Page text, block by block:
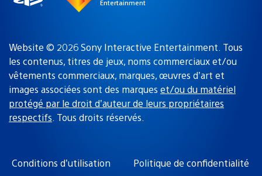
Entertainment
Website © 2026 Sony Interactive Entertainment. Tous
les contenus, titres de jeux, noms commerciaux et/ou
vêtements commerciaux, marques, œuvres d’art et
images associées sont des marques et/ou du matériel
protégé par le droit d’auteur de leurs propriétaires
respectifs. Tous droits réservés.
Conditions d’utilisation Politique de confidentialité